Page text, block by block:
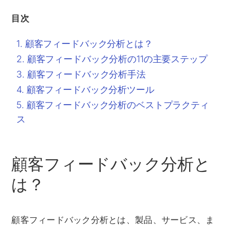
目次
顧客フィードバック分析とは？
顧客フィードバック分析の11の主要ステップ
顧客フィードバック分析手法
顧客フィードバック分析ツール
顧客フィードバック分析のベストプラクティ
ス
顧客フィードバック分析と
は？
顧客フィードバック分析とは、製品、サービス、ま